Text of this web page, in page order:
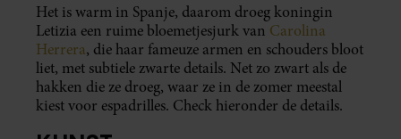
Het is warm in Spanje, daarom droeg koningin
Letizia een ruime bloemetjesjurk van Carolina
Herrera, die haar fameuze armen en schouders bloot
liet, met subtiele zwarte details. Net zo zwart als de
hakken die ze droeg, waar ze in de zomer meestal
kiest voor espadrilles. Check hieronder de details.